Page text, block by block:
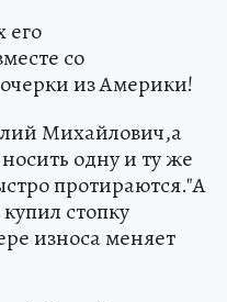
его
со
из Америки!
Михайлович,а
одну и ту же
протираются."А
стопку
износа меняет